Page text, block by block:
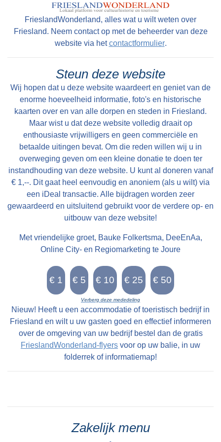
grotendeels weggeslagen door een stormvloed,
waarschijnlijk in 1170. Het voetpad van
Folsgare naar Oosthem is de enige
een groot deel van het jaar onbegaanbaar.
Vervoer over water is de belangrijkste
verbinding tot in 1914 de Easthimmerwei wordt
aangelegd. Nadat de beweegbare brug in
Oosthem in 1953 wordt vervangen door een
vaste brug, is het voorgoed voorbij met het
goederenvervoer over water.
FrieslandWonderland, alles wat u wilt weten over
Friesland. Neem contact op met de beheerder van deze
website via hetcontactformulier.
Steun deze website
Wij hopen dat u deze website waardeert en geniet van de
enorme hoeveelheid informatie, foto's en historische
kaarten over en van alle dorpen en steden in Friesland.
Maar wist u dat deze website volledig draait op
enthousiaste vrijwilligers en geen commerciële en
betaalde uitingen bevat. Om die reden willen wij u in
overweging geven om een kleine donatie te doen ter
instandhouding van deze website. U kunt al doneren vanaf
€ 1,--. Dit gaat heel eenvoudig en anoniem (als u wilt) via
een iDeal transactie. Alle bijdragen worden zeer
gewaardeerd en uitsluitend gebruikt voor de verdere op- en
uitbouw van deze website!
Met vriendelijke groet, Bauke Folkertsma, DeeEnAa,
Online City- en Regiomarketing te Joure
Verberg deze mededeling
Nieuw! Heeft u een accommodatie of toeristisch bedrijf in
Friesland en wilt u uw gasten goed en effectief informeren
over de omgeving van uw bedrijf bestel dan de gratis
FrieslandWonderland-flyers voor op uw balie, in uw
folderrek of informatiemap!
Zakelijk menu